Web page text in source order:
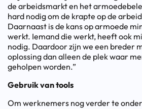
de arbeidsmarkt en het
hard nodig om de krapte op de
Daarnaast is de kans op armoede
werkt. Iemand die werkt, heeft ook
nodig. Daardoor zijn we een breder
oplossing dan alleen de plek waar
geholpen worden.”
Gebruik van tools
Om werknemers nog verder te